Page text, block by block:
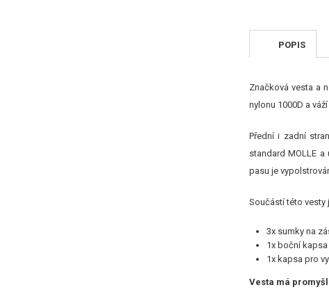
POPIS
Značková vesta a
nylonu 1000D a
Přední i zadní
standard MOLLE
pasu je
Součástí této vesty
3x sumky na
1x boční
1x kapsa pro
Vesta má